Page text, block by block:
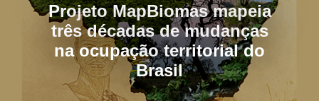
Projeto MapBiomas mapeia
três décadas de mudanças
na ocupação territorial do
Brasil